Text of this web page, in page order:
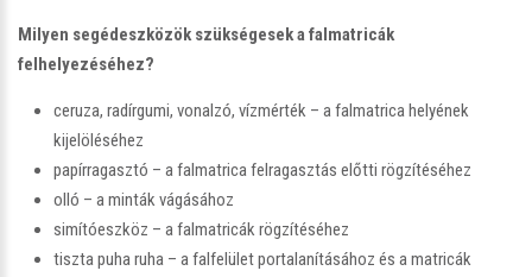
Milyen segédeszközök szükségesek a falmatricák
felhelyezéséhez?
ceruza, radírgumi, vonalzó, vízmérték – a falmatrica helyének
kijelöléséhez
papírragasztó – a falmatrica felragasztás előtti rögzítéséhez
olló – a minták vágásához
simítóeszköz – a falmatricák rögzítéséhez
tiszta puha ruha – a falfelület portalanításához és a matricák